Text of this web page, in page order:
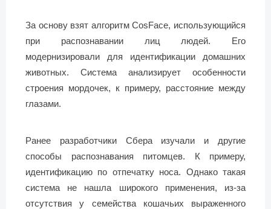
За основу взят алгоритм CosFace, использующийся
при распознавании лиц людей. Его
модернизировали для идентификации домашних
животных. Система анализирует особенности
строения мордочек, к примеру, расстояние между
глазами.
Ранее разработчики Сбера изучали и другие
способы распознавания питомцев. К примеру,
идентификацию по отпечатку носа. Однако такая
система не нашла широкого применения, из-за
отсутствия у семейства кошачьих выраженного